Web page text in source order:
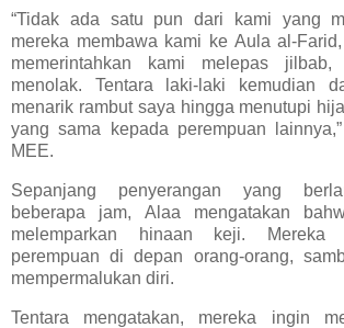
“Tidak ada satu pun dari kami yang
mereka membawa kami ke Aula al-
memerintahkan kami melepas
menolak. Tentara laki-laki kemudian
menarik rambut saya hingga menutupi
yang sama kepada perempuan
MEE.
Sepanjang penyerangan yang
beberapa jam, Alaa mengatakan
melemparkan hinaan keji. Mereka
perempuan di depan orang-orang,
mempermalukan diri.
Tentara mengatakan, mereka ingin